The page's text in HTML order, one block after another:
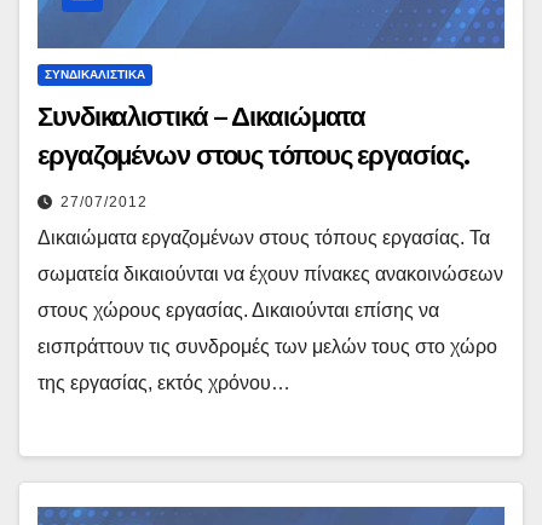
ΣΥΝΔΙΚΑΛΙΣΤΙΚΆ
Συνδικαλιστικά – Δικαιώματα
εργαζομένων στους τόπους εργασίας.
27/07/2012
Δικαιώματα εργαζομένων στους τόπους εργασίας. Τα
σωματεία δικαιούνται να έχουν πίνακες ανακοινώσεων
στους χώρους εργασίας. Δικαιούνται επίσης να
εισπράττουν τις συνδρομές των μελών τους στο χώρο
της εργασίας, εκτός χρόνου…